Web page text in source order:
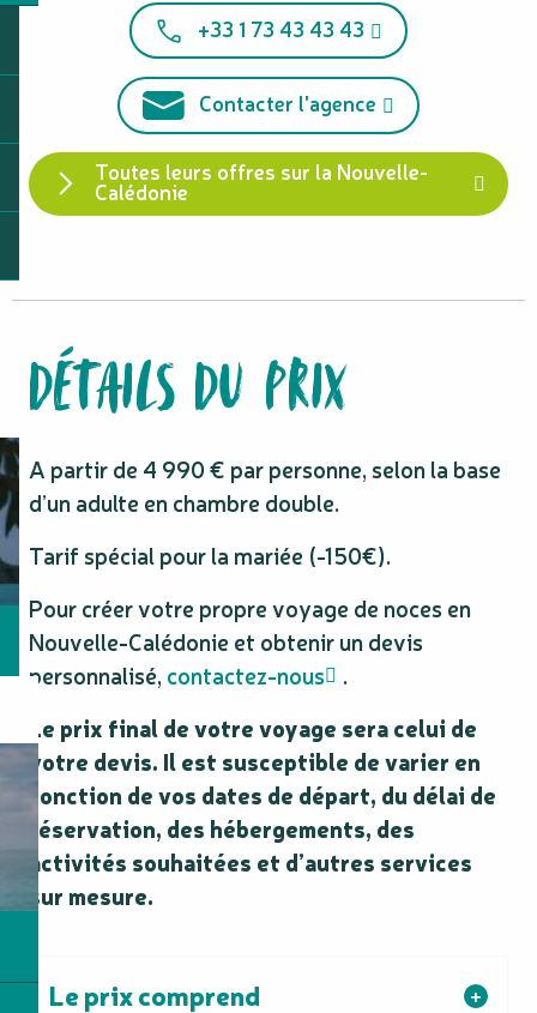
+33 1 73 43 43 43
Contacter l'agence
Toutes leurs offres sur la Nouvelle-
Calédonie
DÉTAILS DU PRIX
A partir de 4 990 € par personne, selon la base
d’un adulte en chambre double.
Tarif spécial pour la mariée (-150€).
Pour créer votre propre voyage de noces en
Nouvelle-Calédonie et obtenir un devis
personnalisé, contactez-nous
.
Le prix final de votre voyage sera celui de
votre devis. Il est susceptible de varier en
fonction de vos dates de départ, du délai de
réservation, des hébergements, des
activités souhaitées et d’autres services
sur mesure.
Le prix comprend